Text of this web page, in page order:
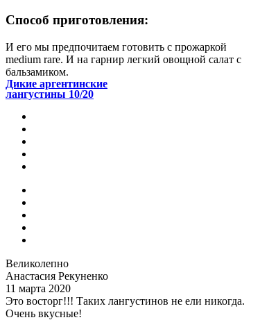
Способ приготовления:
И его мы предпочитаем готовить с прожаркой
medium rare. И на гарнир легкий овощной салат с
бальзамиком.
Дикие аргентинские
лангустины 10/20
Великолепно
Анастасия Рекуненко
11 марта 2020
Это восторг!!! Таких лангустинов не ели никогда.
Очень вкусные!